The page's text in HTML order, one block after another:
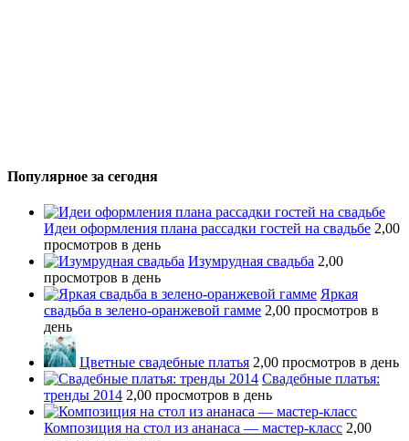
Популярное за сегодня
Идеи оформления плана рассадки гостей на свадьбе 2,00
просмотров в день
Изумрудная свадьба 2,00
просмотров в день
Яркая
свадьба в зелено-оранжевой гамме 2,00 просмотров в
день
Цветные свадебные платья 2,00 просмотров в день
Свадебные платья:
тренды 2014 2,00 просмотров в день
Композиция на стол из ананаса — мастер-класс 2,00